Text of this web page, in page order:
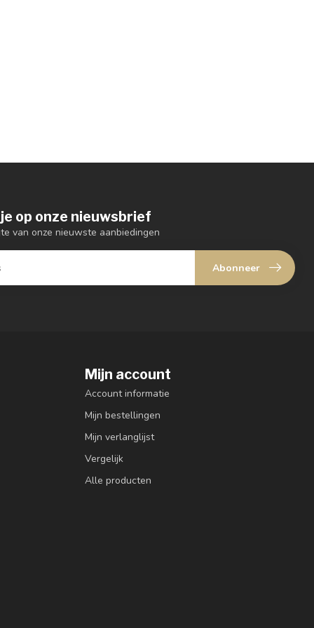
op onze nieuwsbrief
van onze nieuwste aanbiedingen
Abonneer
Mijn account
Account informatie
Mijn bestellingen
Mijn verlanglijst
Vergelijk
Alle producten